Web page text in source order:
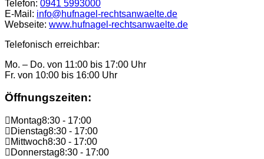
Telefon: 0941 5993000
E-Mail: info@hufnagel-rechtsanwaelte.de
Webseite: www.hufnagel-rechtsanwaelte.de
Telefonisch erreichbar:
Mo. – Do. von 11:00 bis 17:00 Uhr
Fr. von 10:00 bis 16:00 Uhr
Öffnungszeiten:
Montag8:30 - 17:00
Dienstag8:30 - 17:00
Mittwoch8:30 - 17:00
Donnerstag8:30 - 17:00